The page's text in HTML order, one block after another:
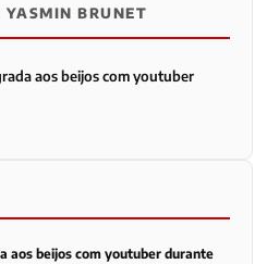
BRUNET
aos beijos com youtuber
aos beijos com youtuber durante